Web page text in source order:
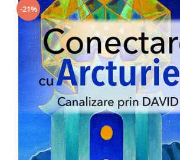
Arte Divinatorii
Astrologie
Chiromantie
Dezvoltare Spirituala
KidConnection
Minte Corp
New Illuminati Files
Numerologie
Paranormal
-21%